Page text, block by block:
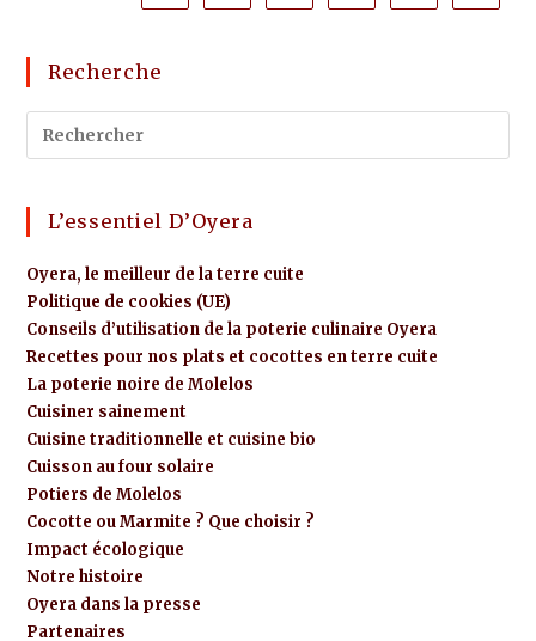
Recherche
L’essentiel D’Oyera
Oyera, le meilleur de la terre cuite
Politique de cookies (UE)
Conseils d’utilisation de la poterie culinaire Oyera
Recettes pour nos plats et cocottes en terre cuite
La poterie noire de Molelos
Cuisiner sainement
Cuisine traditionnelle et cuisine bio
Cuisson au four solaire
Potiers de Molelos
Cocotte ou Marmite ? Que choisir ?
Impact écologique
Notre histoire
Oyera dans la presse
Partenaires